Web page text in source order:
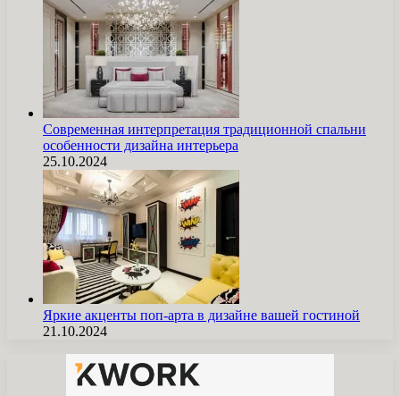
Современная интерпретация традиционной спальни
особенности дизайна интерьера
25.10.2024
Яркие акценты поп-арта в дизайне вашей гостиной
21.10.2024